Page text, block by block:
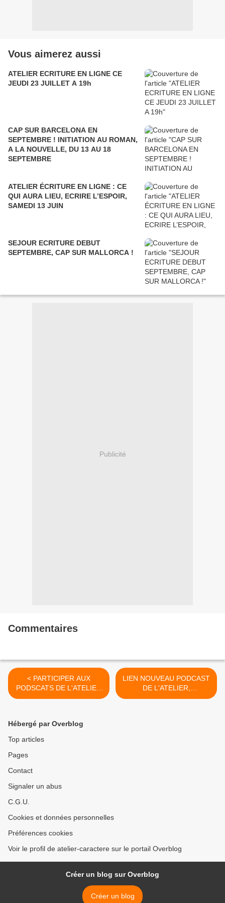
Vous aimerez aussi
ATELIER ECRITURE EN LIGNE CE
JEUDI 23 JUILLET A 19h
CAP SUR BARCELONA EN
SEPTEMBRE ! INITIATION AU ROMAN,
A LA NOUVELLE, DU 13 AU 18
SEPTEMBRE
ATELIER ÉCRITURE EN LIGNE : CE
QUI AURA LIEU, ECRIRE L’ESPOIR,
SAMEDI 13 JUIN
SEJOUR ECRITURE DEBUT
SEPTEMBRE, CAP SUR MALLORCA !
Publicité
Commentaires
< PARTICIPER AUX
PODSCATS DE L'ATELIER
CARACTERE
LIEN NOUVEAU PODCAST
DE L'ATELIER,
L'ECRITURE EST UNE
Hébergé par Overblog
Top articles
Pages
Contact
Signaler un abus
C.G.U.
Cookies et données personnelles
Préférences cookies
Voir le profil de atelier-caractere sur le portail Overblog
Créer un blog sur Overblog
Créer un blog